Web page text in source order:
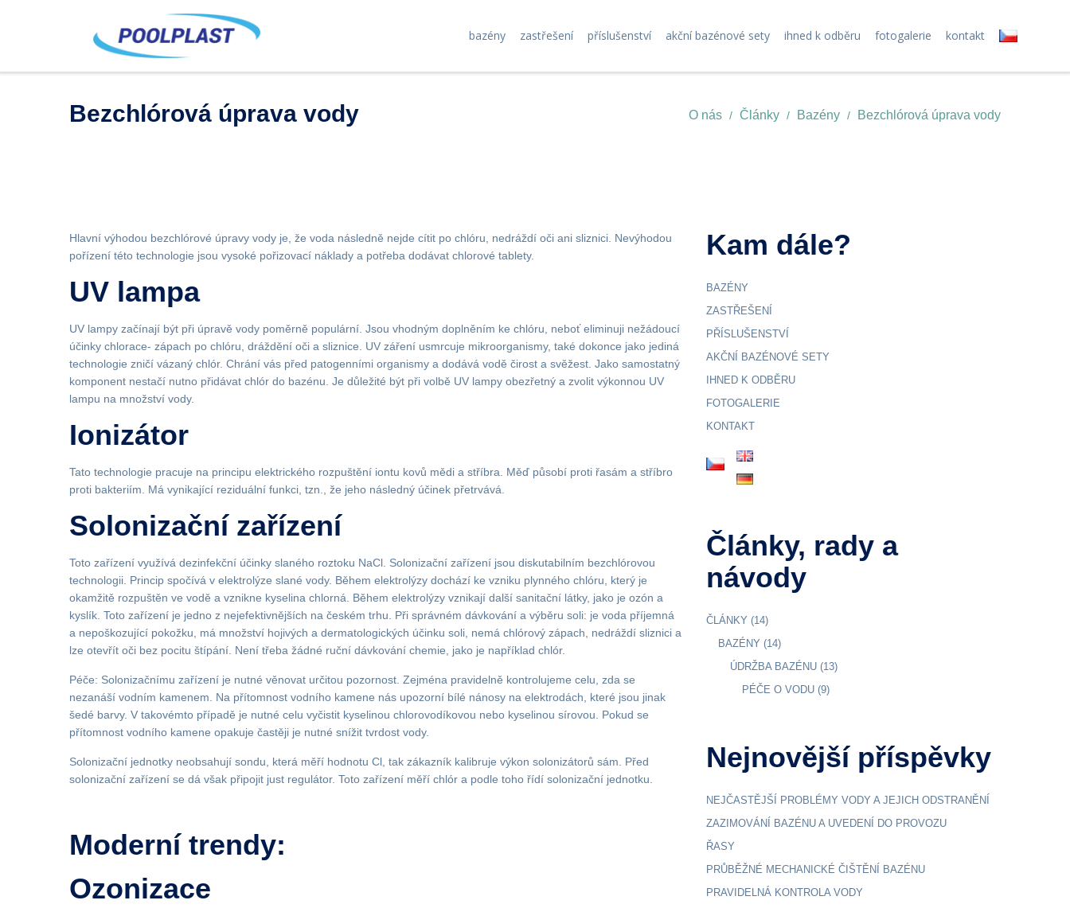
bazény zastřešení příslušenství akční bazénové sety ihned k odběru fotogalerie kontakt
Bezchlórová úprava vody O nás Články Bazény Bezchlórová úprava vody
Hlavní výhodou bezchlórové úpravy vody je, že voda následně nejde cítit po chlóru, nedráždí oči ani sliznici. Nevýhodou
pořízení této technologie jsou vysoké pořizovací náklady a potřeba dodávat chlorové tablety.
UV lampa
UV lampy začínají být při úpravě vody poměrně populární. Jsou vhodným doplněním ke chlóru, neboť eliminuji nežádoucí
účinky chlorace- zápach po chlóru, dráždění oči a sliznice. UV záření usmrcuje mikroorganismy, také dokonce jako jediná
technologie zničí vázaný chlór. Chrání vás před patogenními organismy a dodává vodě čirost a svěžest. Jako samostatný
komponent nestačí nutno přidávat chlór do bazénu. Je důležité být při volbě UV lampy obezřetný a zvolit výkonnou UV
lampu na množství vody.
Ionizátor
Tato technologie pracuje na principu elektrického rozpuštění iontu kovů mědi a stříbra. Měď působí proti řasám a stříbro
proti bakteriím. Má vynikající reziduální funkci, tzn., že jeho následný účinek přetrvává.
Solonizační zařízení
Toto zařízení využívá dezinfekční účinky slaného roztoku NaCl. Solonizační zařízení jsou diskutabilním bezchlórovou
technologii. Princip spočívá v elektrolýze slané vody. Během elektrolýzy dochází ke vzniku plynného chlóru, který je
okamžitě rozpuštěn ve vodě a vznikne kyselina chlorná. Během elektrolýzy vznikají další sanitační látky, jako je ozón a
kyslík. Toto zařízení je jedno z nejefektivnějších na českém trhu. Při správném dávkování a výběru soli: je voda příjemná
a nepoškozující pokožku, má množství hojivých a dermatologických účinku soli, nemá chlórový zápach, nedráždí sliznici a
lze otevřít oči bez pocitu štípání. Není třeba žádné ruční dávkování chemie, jako je například chlór.
Péče: Solonizačnímu zařízení je nutné věnovat určitou pozornost. Zejména pravidelně kontrolujeme celu, zda se
nezanáší vodním kamenem. Na přítomnost vodního kamene nás upozorní bílé nánosy na elektrodách, které jsou jinak
šedé barvy. V takovémto případě je nutné celu vyčistit kyselinou chlorovodíkovou nebo kyselinou sírovou. Pokud se
přítomnost vodního kamene opakuje častěji je nutné snížit tvrdost vody.
Solonizační jednotky neobsahují sondu, která měří hodnotu Cl, tak zákazník kalibruje výkon solonizátorů sám. Před
solonizační zařízení se dá však připojit just regulátor. Toto zařízení měří chlór a podle toho řídí solonizační jednotku.
Moderní trendy:
Ozonizace
Kam dále?
BAZÉNY
ZASTŘEŠENÍ
PŘÍSLUŠENSTVÍ
AKČNÍ BAZÉNOVÉ SETY
IHNED K ODBĚRU
FOTOGALERIE
KONTAKT
Články, rady a
návody
ČLÁNKY (14)
BAZÉNY (14)
ÚDRŽBA BAZÉNU (13)
PÉČE O VODU (9)
Nejnovější příspěvky
NEJČASTĚJŠÍ PROBLÉMY VODY A JEJICH ODSTRANĚNÍ
ZAZIMOVÁNÍ BAZÉNU A UVEDENÍ DO PROVOZU
ŘASY
PRŮBĚŽNÉ MECHANICKÉ ČIŠTĚNÍ BAZÉNU
PRAVIDELNÁ KONTROLA VODY